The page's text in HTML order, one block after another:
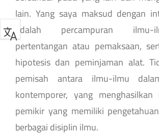
lain. Yang saya maksud dengan
adalah percampuran
pertentangan atau pemaksaan,
hipotesis dan peminjaman alat.
pemisah antara ilmu-ilmu
kontemporer, yang
pemikir yang memiliki
berbagai disiplin ilmu.